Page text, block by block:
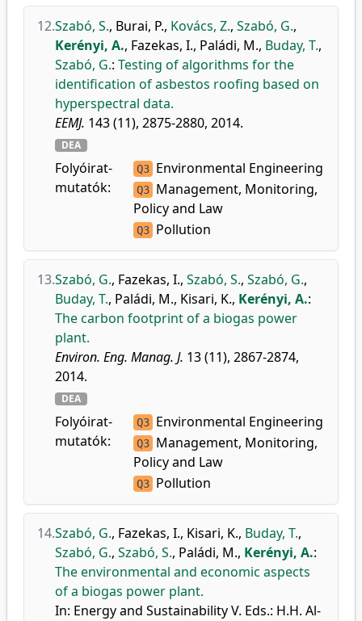
12.Szabó, S., Burai, P., Kovács, Z., Szabó, G.,
Kerényi, A., Fazekas, I., Paládi, M., Buday, T.,
Szabó, G.: Testing of algorithms for the
identification of asbestos roofing based on
hyperspectral data.
EEMJ. 143 (11), 2875-2880, 2014.
DEA
Folyóirat-
mutatók:
Q3 Environmental Engineering
Q3 Management, Monitoring,
Policy and Law
Q3 Pollution
13.Szabó, G., Fazekas, I., Szabó, S., Szabó, G.,
Buday, T., Paládi, M., Kisari, K., Kerényi, A.:
The carbon footprint of a biogas power
plant.
Environ. Eng. Manag. J. 13 (11), 2867-2874,
2014.
DEA
Folyóirat-
mutatók:
Q3 Environmental Engineering
Q3 Management, Monitoring,
Policy and Law
Q3 Pollution
14.Szabó, G., Fazekas, I., Kisari, K., Buday, T.,
Szabó, G., Szabó, S., Paládi, M., Kerényi, A.:
The environmental and economic aspects
of a biogas power plant.
In: Energy and Sustainability V. Eds.: H.H. Al-